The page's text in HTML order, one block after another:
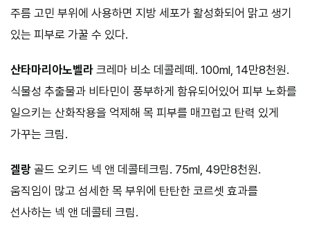
주름 고민 부위에 사용하면 지방 세포가 활성화되어 맑고 생기
있는 피부로 가꿀 수 있다.
산타마리아노벨라 크레마 비소 데콜레떼. 100ml, 14만8천원.
식물성 추출물과 비타민이 풍부하게 함유되어있어 피부 노화를
일으키는 산화작용을 억제해 목 피부를 매끄럽고 탄력 있게
가꾸는 크림.
겔랑 골드 오키드 넥 앤 데콜테크림. 75ml, 49만8천원.
움직임이 많고 섬세한 목 부위에 탄탄한 코르셋 효과를
선사하는 넥 앤 데콜테 크림.